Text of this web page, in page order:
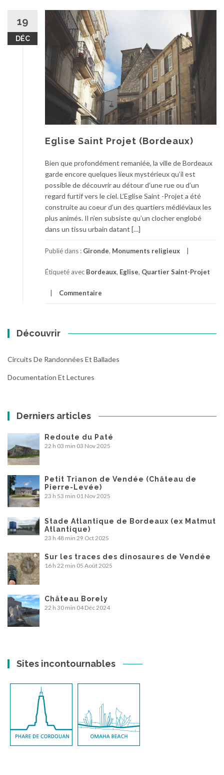
19
DÉC
Eglise Saint Projet (Bordeaux)
Bien que profondément remaniée, la ville de Bordeaux
garde encore quelques lieux mystérieux qu’il est
possible de découvrir au détour d’une rue ou d’un
regard furtif vers le ciel. L’Eglise Saint -Projet a été
construite au coeur d’un des quartiers médiéviaux les
plus animés. Il n’en subsiste qu’un clocher englobé
dans un tissu urbain datant […]
Publié dans : Gironde, Monuments religieux
Étiqueté avec Bordeaux, Eglise, Quartier Saint-Projet
Commentaire
Découvrir
Circuits De Randonnées Et Ballades
Documentation Et Lectures
Derniers articles
Redoute du Paté
22 h 03 min 03 Nov 2025
Petit Trianon de Vendée (Château de
Pierre-Levée)
23 h 53 min 01 Nov 2025
Stade Atlantique de Bordeaux (ex Matmut
Atlantique)
23 h 48 min 29 Oct 2025
Sur les traces des dinosaures de Vendée
16 h 22 min 05 Août 2025
Château Borely
22 h 30 min 04 Déc 2024
Sites incontournables